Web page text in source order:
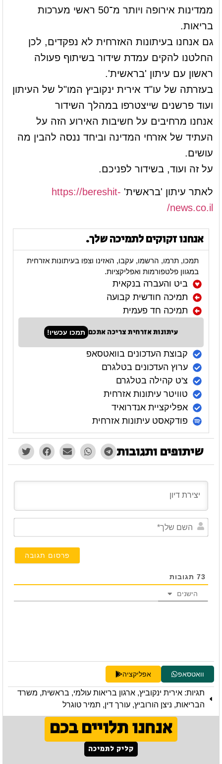
ממדינות אירופה ויותר מ־50 ראשי מערכות
בריאות.
גם אנחנו בעיתונות האזרחית לא נפקדים, לכן
החלטנו להקים עמדת שידור בשיתוף פעולה
ראשון עם עיתון 'בראשית'.
בעזרתה של עו"ד אירית ינקוביץ המו"ל של העיתון
ועוד פרשנים שייצטרפו במהלך השידור
אנחנו מרחיבים על חשיבות האירוע הזה על
העתיד של אזרחי המדינה וביחד ננסה להבין מה
עושים.
על זה ועוד, בשידור לפניכם.
לאתר עיתון 'בראשית' https://bereshit-
news.co.il/
אנחנו זקוקים לתמיכה שלך.
תמכו, תרמו, הרשמו, עקבו, האזינו וצפו בעיתונות אזרחית
במגוון פלטפורמות ואפליקציות.
ביט והעברה בנקאית
תמיכה חודשית קבועה
תמיכה חד פעמית
עיתונות אזרחית צריכה אתכם תמכו עכשיו!
קבוצת העדכונים בוואטסאפ
ערוץ העדכונים בטלגרם
צ'ט קהילה בטלגרם
טוויטר עיתונות אזרחית
אפליקציית אנדרואיד
פודקאסט עיתונות אזרחית
שיתופים ותגובות
73 תגובות
הישנים
וואטסאפ אפליקציה
תגיות: אירית ינקוביץ, ארגון בריאות עולמי, בראשית, משרד
הבריאות, ניצן הורוביץ, עורך דין, תמיר טוגרל
אנחנו תלויים בכם
קליק לתמיכה